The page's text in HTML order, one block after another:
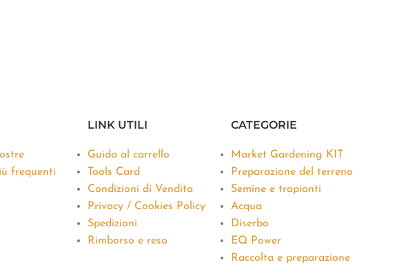
frequenti
LINK UTILI
Guida al carrello
Tools Card
Condizioni di Vendita
Privacy / Cookies Policy
Spedizioni
Rimborso e reso
CATEGORIE
Market Gardening KIT
Preparazione del terreno
Semine e trapianti
Acqua
Diserbo
EQ Power
Raccolta e preparazione